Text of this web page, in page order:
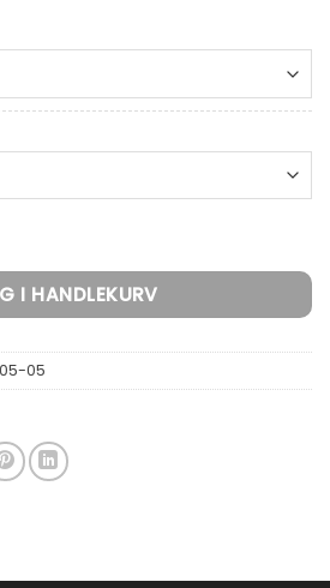
i FSC-sertifisert tre antall
I HANDLEKURV
05